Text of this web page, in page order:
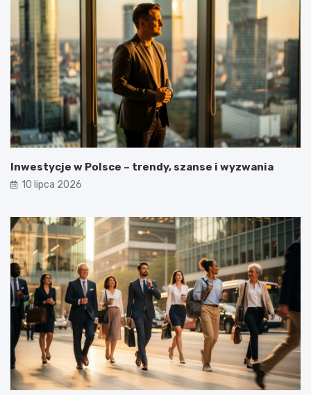
Inwestycje w Polsce – trendy, szanse i wyzwania
10 lipca 2026